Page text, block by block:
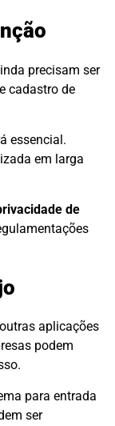
precisam ser
cadastro de
essencial.
em larga
de
aplicações
podem
para entrada
ser